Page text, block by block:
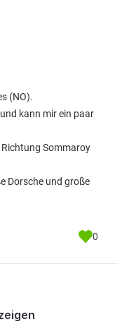
(NO).
kann mir ein paar
Sommaroy
Dorsche und große
0